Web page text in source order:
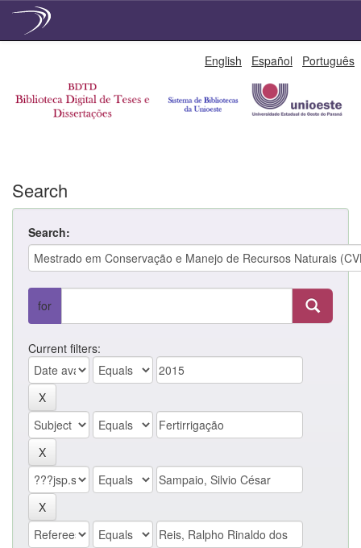
English Español Português
Search
Search:
for
Current filters: